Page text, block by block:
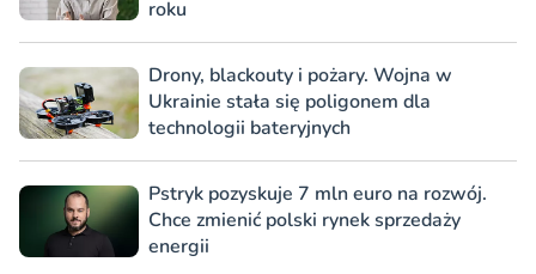
roku
Drony, blackouty i pożary. Wojna w
Ukrainie stała się poligonem dla
technologii bateryjnych
Pstryk pozyskuje 7 mln euro na rozwój.
Chce zmienić polski rynek sprzedaży
energii